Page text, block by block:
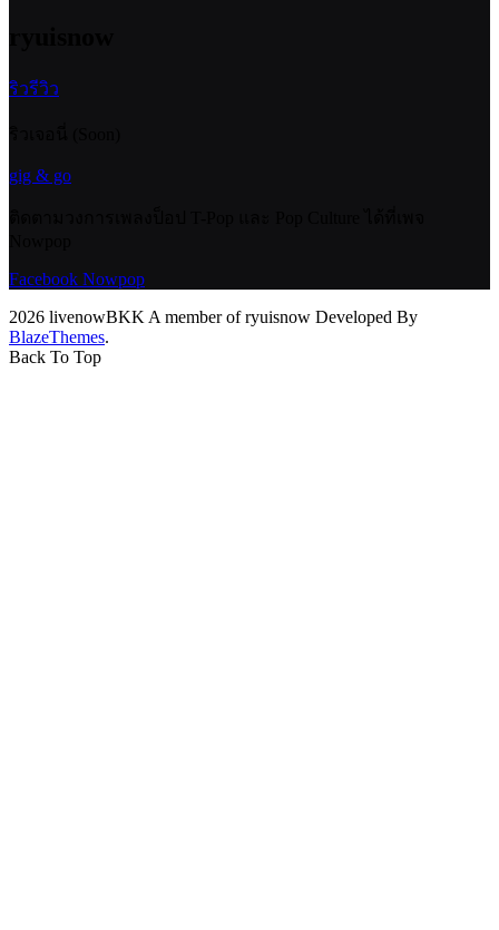
ริวรีวิว
gig & go
Facebook Nowpop
2026 livenowBKK A member of ryuisnow Developed By
BlazeThemes.
Back To Top